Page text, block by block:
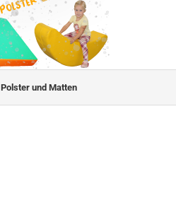
Polster und Matten